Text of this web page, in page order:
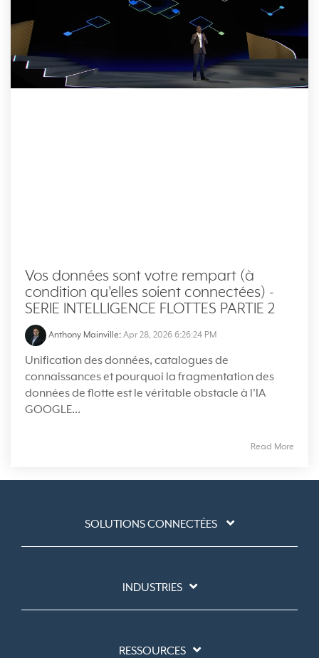
Vos données sont votre rempart (à
condition qu'elles soient connectées) -
SERIE INTELLIGENCE FLOTTES PARTIE 2
Anthony Mainville: Apr 28, 2026 6:26:24 PM
Unification des données, catalogues de
connaissances et pourquoi la fragmentation des
données de flotte est le véritable obstacle à l'IA
GOOGLE...
Read More
SOLUTIONS CONNECTÉES
INDUSTRIES
RESSOURCES